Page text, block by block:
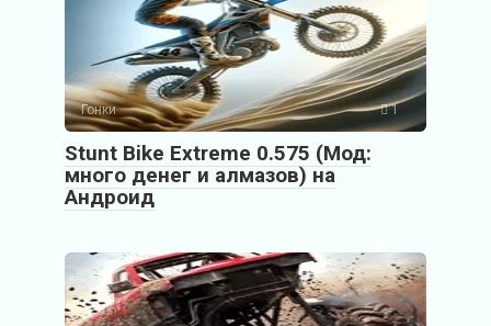
Гонки 1
Stunt Bike Extreme 0.575 (Мод:
много денег и алмазов) на
Андроид